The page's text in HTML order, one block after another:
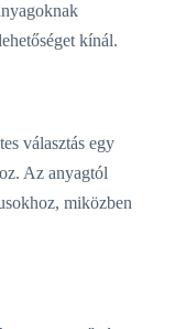
kínál.
választás egy
Az anyagtól
miközben